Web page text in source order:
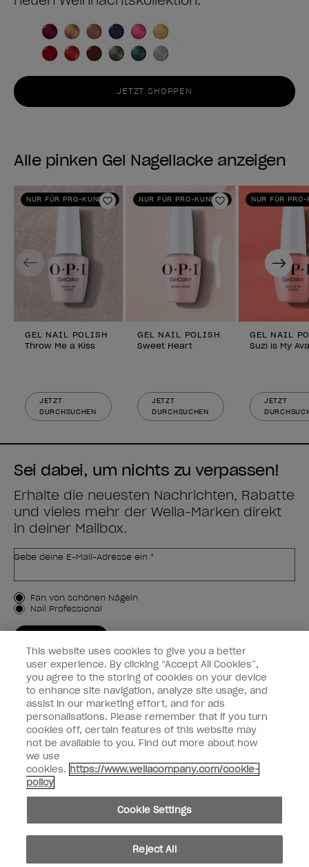
JETZT SHOPPEN
Alle pinken Gel Nagellacke anzeigen
NUR FÜR PRO-KUNDEN
Zur Wunschliste hinzufügen
GEL NAIL POLISH
Throw Me a Kiss
JETZT
DURCHSUCHEN
NUR FÜR PRO-KUNDEN
Zur
GEL NAIL POLISH
Sweet Heart
JETZT
DURCHSUCHEN
NUR FÜR PRO-
GEL NAIL
Suzi is My
JETZT
Previous Next
Sei dabei, um nichts zu verpassen!
Erhalte die neuesten Nachrichten, Rabatte
und vieles mehr der Wella-Marken direkt
in deiner Mailbox.
Gebe deine E-Mail-Adresse ein *
Kundenart
Fan von schönen Nägeln
Nail Professional
Kundeninformationen
Vernetzen
facebookinstagram
Teilen oder verkaufen Sie keine persönlichen Informationen.
Kalifornisches Gesetz zur Transparenz in der Lieferkette
© Copyright 2024, Wella Operations US LLC, Alle Rechte vorbehalten.
This website uses cookies to give you a better
user experience. By clicking “Accept All Cookies”,
you agree to the storing of cookies on your device
to enhance site navigation, analyze site usage, and
assist in our marketing effort, and for ads
personalisations. Please remember that if you turn
cookies off, certain features of this website may
not be available to you. Find out more about how
we use
cookies. https://www.wellacompany.com/cookie-
policy
Cookie Settings
Reject All